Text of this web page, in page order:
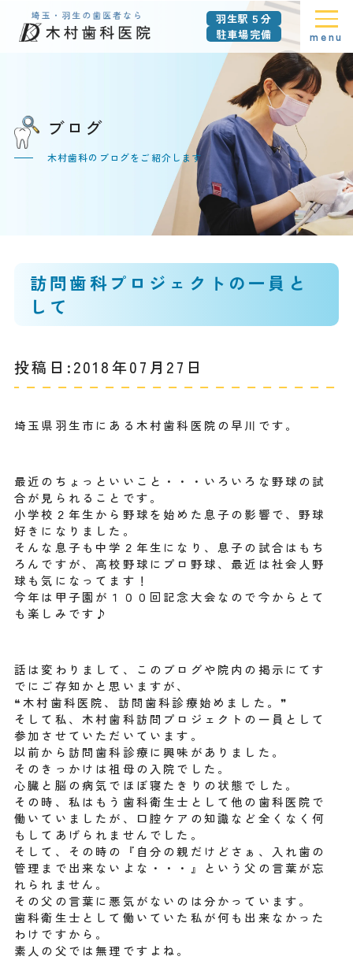
羽生駅５分
駐車場完備
menu
ブログ
木村歯科のブログをご紹介します
訪問歯科プロジェクトの一員と
して
投稿日:2018年07月27日
埼玉県羽生市にある木村歯科医院の早川です。
最近のちょっといいこと・・・いろいろな野球の試
合が見られることです。
小学校２年生から野球を始めた息子の影響で、野球
好きになりました。
そんな息子も中学２年生になり、息子の試合はもち
ろんですが、高校野球にプロ野球、最近は社会人野
球も気になってます！
今年は甲子園が１００回記念大会なので今からとて
も楽しみです♪
話は変わりまして、このブログや院内の掲示にてす
でにご存知かと思いますが、
❝木村歯科医院、訪問歯科診療始めました。❞
そして私、木村歯科訪問プロジェクトの一員として
参加させていただいています。
以前から訪問歯科診療に興味がありました。
そのきっかけは祖母の入院でした。
心臓と脳の病気でほぼ寝たきりの状態でした。
その時、私はもう歯科衛生士として他の歯科医院で
働いていましたが、口腔ケアの知識など全くなく何
もしてあげられませんでした。
そして、その時の『自分の親だけどさぁ、入れ歯の
管理まで出来ないよな・・・』という父の言葉が忘
れられません。
その父の言葉に悪気がないのは分かっています。
歯科衛生士として働いていた私が何も出来なかった
わけですから。
素人の父では無理ですよね。